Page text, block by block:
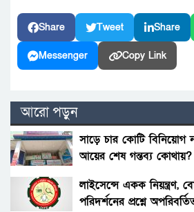
Share Tweet Share
Messenger Copy Link
আরো পড়ুন
সাড়ে চার কোটি
আয়ের শেষ গন্তব্য কোথায়?
লাইসেন্সে একক নিয়ন্ত্রণ,
পরিদর্শনের প্রশ্নে